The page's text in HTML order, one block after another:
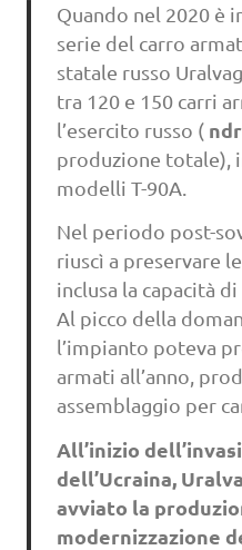
Quando nel 2020 è
serie del carro
statale russo
tra 120 e 150 carri
l’esercito russo ( ndr
produzione totale),
modelli T-90A.
Nel periodo post-
riuscì a preservare
inclusa la capacità
Al picco della
l’impianto poteva
armati all’anno,
assemblaggio per
All’inizio
dell’Ucraina,
avviato la
modernizzazione